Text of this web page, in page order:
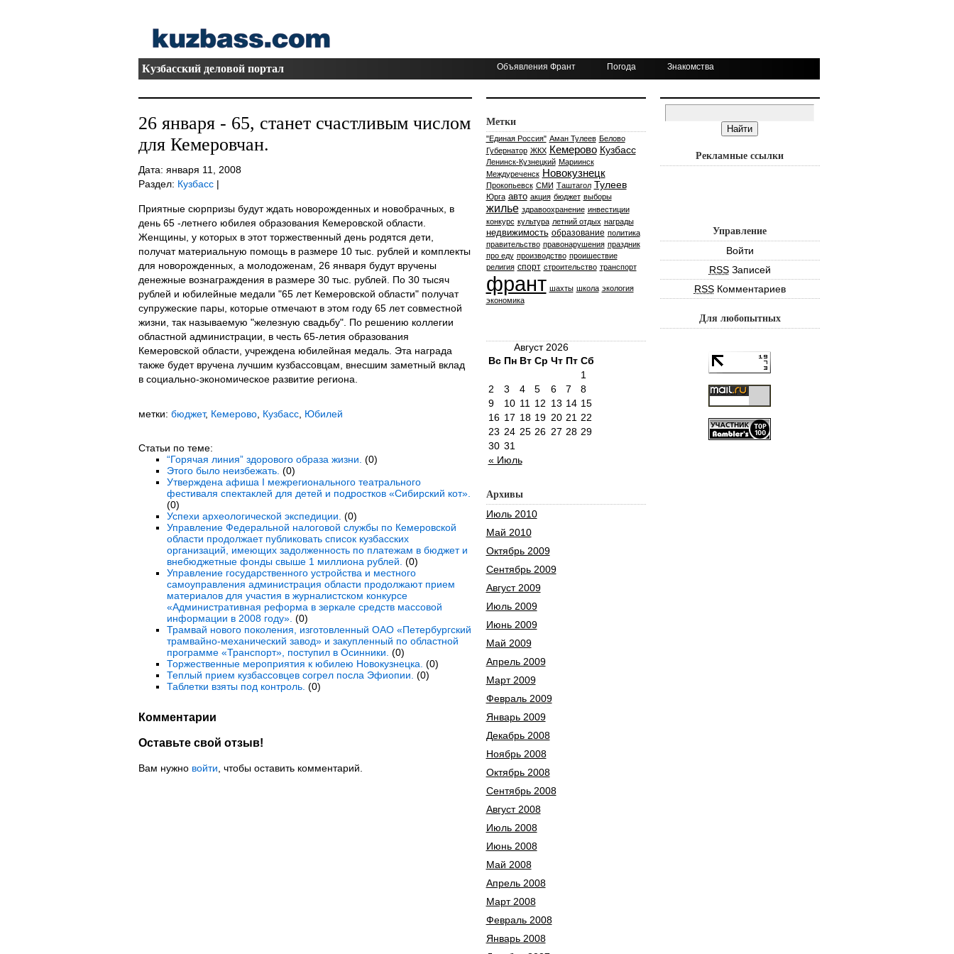
Кузбасский деловой портал Объявления Франт Погода Знакомства
26 января - 65, станет счастливым числом
для Кемеровчан.
Дата: января 11, 2008
Раздел: Кузбасс|
Приятные сюрпризы будут ждать новорожденных и новобрачных, в
день 65 -летнего юбилея образования Кемеровской области.
Женщины, у которых в этот торжественный день родятся дети,
получат материальную помощь в размере 10 тыс. рублей и комплекты
для новорожденных, а молодоженам, 26 января будут вручены
денежные вознаграждения в размере 30 тыс. рублей. По 30 тысяч
рублей и юбилейные медали "65 лет Кемеровской области" получат
супружеские пары, которые отмечают в этом году 65 лет совместной
жизни, так называемую "железную свадьбу". По решению коллегии
областной администрации, в честь 65-летия образования
Кемеровской области, учреждена юбилейная медаль. Эта награда
также будет вручена лучшим кузбассовцам, внесшим заметный вклад
в социально-экономическое развитие региона.
метки: бюджет, Кемерово, Кузбасс, Юбилей
Статьи по теме:
“Горячая линия” здорового образа жизни. (0)
Этого было неизбежать. (0)
Утверждена афиша I межрегионального театрального
фестиваля спектаклей для детей и подростков «Сибирский кот».
(0)
Успехи археологической экспедиции. (0)
Управление Федеральной налоговой службы по Кемеровской
области продолжает публиковать список кузбасских
организаций, имеющих задолженность по платежам в бюджет и
внебюджетные фонды свыше 1 миллиона рублей. (0)
Управление государственного устройства и местного
самоуправления администрация области продолжают прием
материалов для участия в журналистском конкурсе
«Административная реформа в зеркале средств массовой
информации в 2008 году». (0)
Трамвай нового поколения, изготовленный ОАО «Петербургский
трамвайно-механический завод» и закупленный по областной
программе «Транспорт», поступил в Осинники. (0)
Торжественные мероприятия к юбилею Новокузнецка. (0)
Теплый прием кузбассовцев согрел посла Эфиопии. (0)
Таблетки взяты под контроль. (0)
Комментарии
Оставьте свой отзыв!
Вам нужно войти , чтобы оставить комментарий.
Метки
"Единая Россия" Аман Тулеев Белово
Губернатор ЖКХ Кемерово Кузбасс
Ленинск-Кузнецкий Мариинск
Междуреченск Новокузнецк
Прокопьевск СМИ Таштагол Тулеев
Юрга авто акция бюджет выборы
жилье здравоохранение инвестиции
конкурс культура летний отдых награды
недвижимость образование политика
правительство правонарушения праздник
про еду производство проишествие
религия спорт строительство транспорт
франт шахты школа экология
экономика
Август 2026
Вс Пн Вт Ср Чт Пт Сб
« Июль
1
2
3 4 5 6 7
8
9
10 11 12 13 14 15
16 17 18 19 20 21 22
23 24 25 26 27 28 29
30 31
Архивы
Июль 2010
Май 2010
Октябрь 2009
Сентябрь 2009
Август 2009
Июль 2009
Июнь 2009
Май 2009
Апрель 2009
Март 2009
Февраль 2009
Январь 2009
Декабрь 2008
Ноябрь 2008
Октябрь 2008
Сентябрь 2008
Август 2008
Июль 2008
Июнь 2008
Май 2008
Апрель 2008
Март 2008
Февраль 2008
Январь 2008
Рекламные ссылки
Управление
Войти
RSSЗаписей
RSSКомментариев
Для любопытных